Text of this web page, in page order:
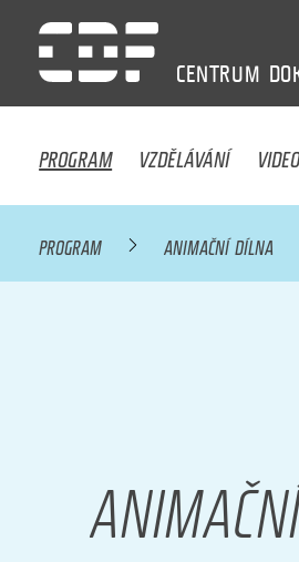
CENTRUM
PROGRAM VZDĚLÁVÁNÍ
PROGRAM ANIMAČNÍ DÍLNA